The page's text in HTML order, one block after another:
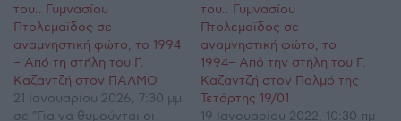
του.. Γυμνασίου
Πτολεμαϊδος σε
αναμνηστική φώτο, το 1994
– Από τη στήλη του Γ.
Καζαντζή στον ΠΑΛΜΟ
21 Ιανουαρίου 2026, 7:30 μμ
σε "Για να θυμούνται οι
του.. Γυμνασίου
Πτολεμαϊδος σε
αναμνηστική φώτο, το
1994– Από την στήλη του Γ.
Καζαντζή στον Παλμό της
Τετάρτης 19/01
19 Ιανουαρίου 2022, 10:30 πμ